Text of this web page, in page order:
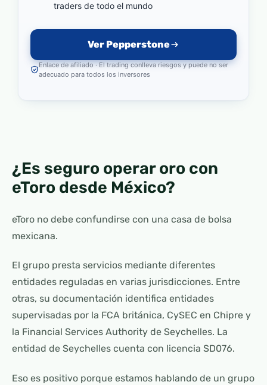
traders de todo el mundo
Ver Pepperstone
Enlace de afiliado · El trading conlleva riesgos y puede no ser
adecuado para todos los inversores
¿Es seguro operar oro con
eToro desde México?
eToro no debe confundirse con una casa de bolsa
mexicana.
El grupo presta servicios mediante diferentes
entidades reguladas en varias jurisdicciones. Entre
otras, su documentación identifica entidades
supervisadas por la FCA británica, CySEC en Chipre y
la Financial Services Authority de Seychelles. La
entidad de Seychelles cuenta con licencia SD076.
Eso es positivo porque estamos hablando de un grupo